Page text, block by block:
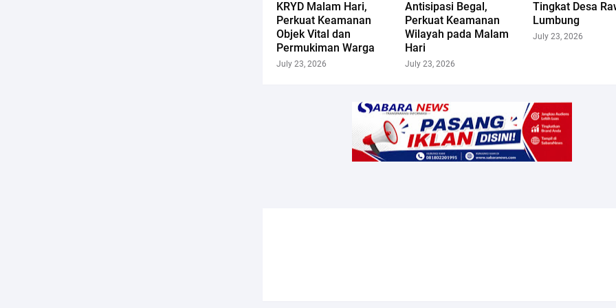
KRYD Malam Hari,
Perkuat Keamanan
Objek Vital dan
Permukiman Warga
July 23, 2026
Antisipasi Begal,
Perkuat Keamanan
Wilayah pada Malam
Hari
July 23, 2026
Tingkat Desa
Lumbung
July 23, 2026